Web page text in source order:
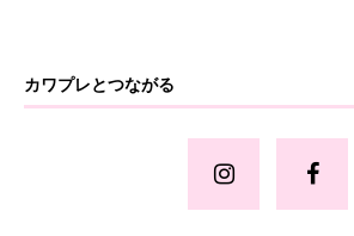
カワプレとつながる